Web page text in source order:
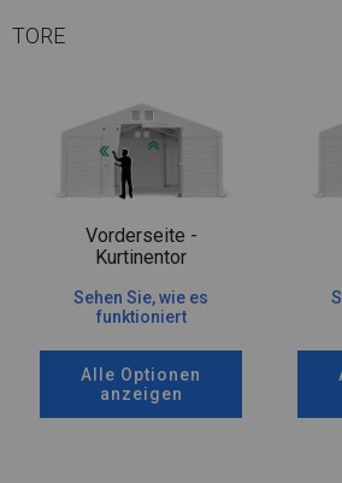
TORE
Vorderseite -
Kurtinentor
Sehen Sie, wie es
funktioniert
Alle Optionen
anzeigen